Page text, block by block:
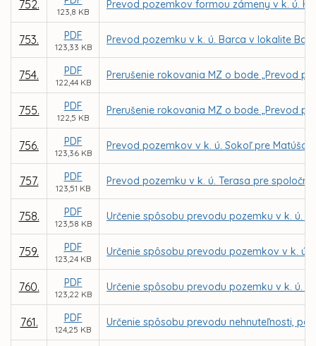
752.
123,8 KB
Prevod pozemkov formou zámeny v k. ú.
753. PDF
123,33 KB
Prevod pozemku v k. ú. Barca v lokalite
754. PDF
122,44 KB
Prerušenie rokovania MZ o bode „Prevod
755. PDF
122,5 KB
Prerušenie rokovania MZ o bode „Prevod
756. PDF
123,36 KB
Prevod pozemkov v k. ú. Sokoľ pre
757. PDF
123,51 KB
Prevod pozemku v k. ú. Terasa pre
758. PDF
123,58 KB
Určenie spôsobu prevodu pozemku v k. ú.
759. PDF
123,24 KB
Určenie spôsobu prevodu pozemkov v k.
760. PDF
123,22 KB
Určenie spôsobu prevodu pozemku v k. ú.
761. PDF
124,25 KB
Určenie spôsobu prevodu nehnuteľnosti,